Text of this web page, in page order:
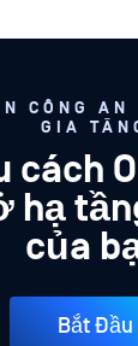
CÔNG
GIA
cách
hạ
của
Bắt Đầu